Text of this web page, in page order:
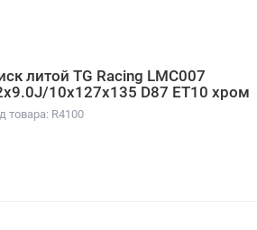
литой TG Racing LMC007
10x127x135 D87 ET10 хром
товара: R4100